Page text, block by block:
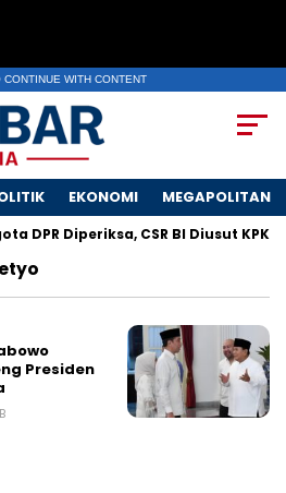
CONTINUE WITH CONTENT
EKONOMI MEGAPOLITAN
DPR Diperiksa, CSR BI Diusut KPK
Presiden